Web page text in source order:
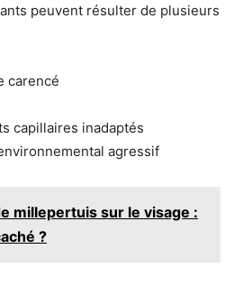
peuvent résulter de plusieurs
carencé
capillaires inadaptés
agressif
millepertuis sur le visage :
?